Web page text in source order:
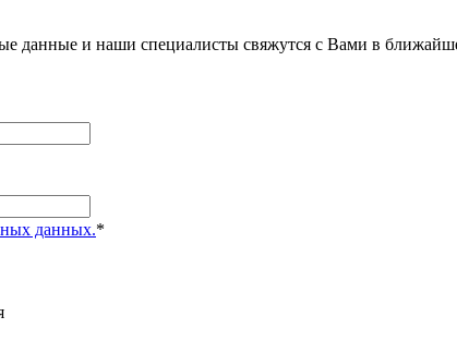
данные и наши специалисты свяжутся с Вами в
данных.*